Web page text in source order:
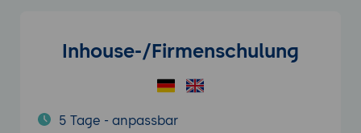
Inhouse-/Firmenschulung
5 Tage - anpassbar